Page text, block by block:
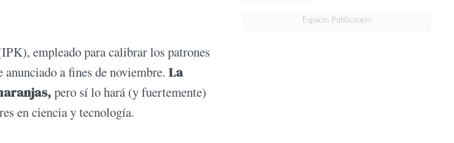
empleado para calibrar los patrones
a fines de noviembre. La
pero sí lo hará (y fuertemente)
en ciencia y tecnología.
Espacio Publicitario